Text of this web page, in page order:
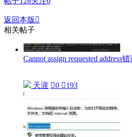
返回本版 
相关帖子
Cannot assign requested address
天涯 0 193